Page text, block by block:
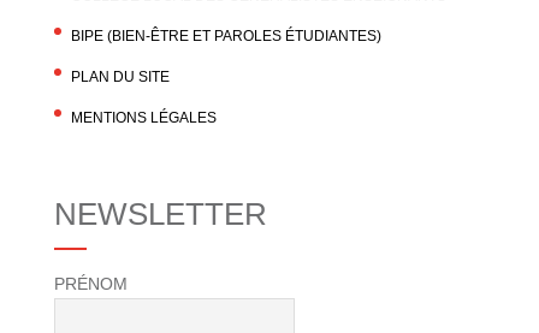
BIPE (BIEN-ÊTRE ET PAROLES ÉTUDIANTES)
PLAN DU SITE
MENTIONS LÉGALES
NEWSLETTER
PRÉNOM